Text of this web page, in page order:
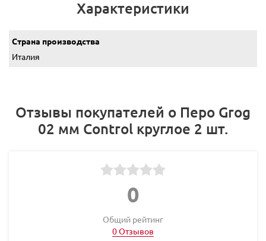
Характеристики
Страна производства
Италия
Отзывы покупателей о Перо Grog
02 мм Сontrol круглое 2 шт.
0
Общий рейтинг
0 Отзывов